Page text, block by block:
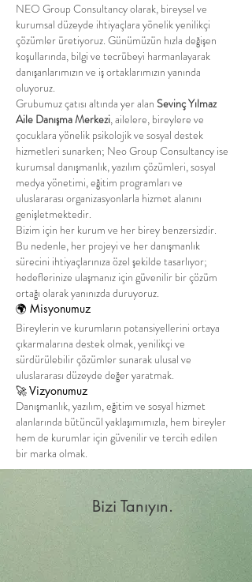
NEO Group Consultancy olarak, bireysel ve
kurumsal düzeyde ihtiyaçlara yönelik yenilikçi
çözümler üretiyoruz. Günümüzün hızla değişen
koşullarında, bilgi ve tecrübeyi harmanlayarak
danışanlarımızın ve iş ortaklarımızın yanında
oluyoruz.
Grubumuz çatısı altında yer alan Sevinç Yılmaz
Aile Danışma Merkezi, ailelere, bireylere ve
çocuklara yönelik psikolojik ve sosyal destek
hizmetleri sunarken; Neo Group Consultancy ise
kurumsal danışmanlık, yazılım çözümleri, sosyal
medya yönetimi, eğitim programları ve
uluslararası organizasyonlarla hizmet alanını
genişletmektedir.
Bizim için her kurum ve her birey benzersizdir.
Bu nedenle, her projeyi ve her danışmanlık
sürecini ihtiyaçlarınıza özel şekilde tasarlıyor;
hedeflerinize ulaşmanız için güvenilir bir çözüm
ortağı olarak yanınızda duruyoruz.
🌍 Misyonumuz
Bireylerin ve kurumların potansiyellerini ortaya
çıkarmalarına destek olmak, yenilikçi ve
sürdürülebilir çözümler sunarak ulusal ve
uluslararası düzeyde değer yaratmak.
🚀 Vizyonumuz
Danışmanlık, yazılım, eğitim ve sosyal hizmet
alanlarında bütüncül yaklaşımımızla, hem bireyler
hem de kurumlar için güvenilir ve tercih edilen
bir marka olmak.
Bizi Tanıyın.